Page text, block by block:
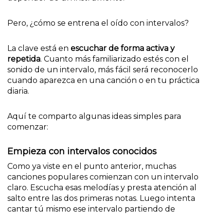
Pero, ¿cómo se entrena el oído con intervalos?
La clave está en escuchar de forma activa y
repetida. Cuanto más familiarizado estés con el
sonido de un intervalo, más fácil será reconocerlo
cuando aparezca en una canción o en tu práctica
diaria.
Aquí te comparto algunas ideas simples para
comenzar:
Empieza con intervalos conocidos
Como ya viste en el punto anterior, muchas
canciones populares comienzan con un intervalo
claro. Escucha esas melodías y presta atención al
salto entre las dos primeras notas. Luego intenta
cantar tú mismo ese intervalo partiendo de